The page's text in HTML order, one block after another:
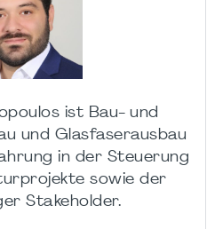
ist Bau- und
und Glasfaserausbau
in der Steuerung
sowie der
Stakeholder.